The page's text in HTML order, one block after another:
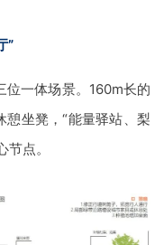
”
一体场景。 160m长的
坐凳，“能量驿站、梨
点。